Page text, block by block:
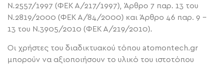
Ν.2557/1997 (ΦΕΚ Α/217/1997), Άρθρο 7 παρ. 13 του
Ν.2819/2000 (ΦΕΚ Α/84/2000) και Άρθρο 46 παρ. 9 –
13 του Ν.3905/2010 (ΦΕΚ Α/219/2010).
Οι χρήστες του διαδικτυακού τόπου atomontech.gr
μπορούν να αξιοποιήσουν το υλικό του ιστοτόπου